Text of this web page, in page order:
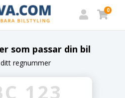
0
som passar din bil
regnummer